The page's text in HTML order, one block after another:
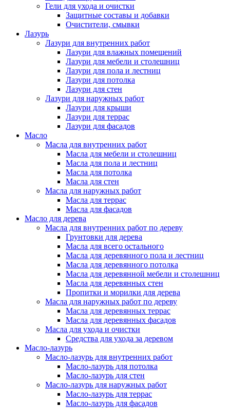
Гели для ухода и очистки
Защитные составы и добавки
Очистители, смывки
Лазурь
Лазури для внутренних работ
Лазури для влажных помещений
Лазури для мебели и столешниц
Лазури для пола и лестниц
Лазури для потолка
Лазури для стен
Лазури для наружных работ
Лазури для крыши
Лазури для террас
Лазури для фасадов
Масло
Масла для внутренних работ
Масла для мебели и столешниц
Масла для пола и лестниц
Масла для потолка
Масла для стен
Масла для наружных работ
Масла для террас
Масла для фасадов
Масло для дерева
Масла для внутренних работ по дереву
Грунтовки для дерева
Масла для всего остального
Масла для деревянного пола и лестниц
Масла для деревянного потолка
Масла для деревянной мебели и столешниц
Масла для деревянных стен
Пропитки и морилки для дерева
Масла для наружных работ по дереву
Масла для деревянных террас
Масла для деревянных фасадов
Масла для ухода и очистки
Средства для ухода за деревом
Масло-лазурь
Масло-лазурь для внутренних работ
Масло-лазурь для потолка
Масло-лазурь для стен
Масло-лазурь для наружных работ
Масло-лазурь для террас
Масло-лазурь для фасадов